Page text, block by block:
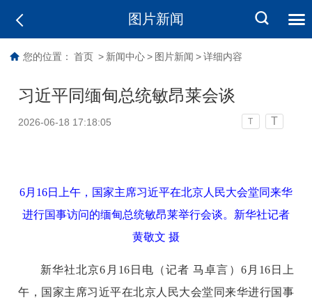
图片新闻
您的位置： 首页 > 新闻中心 > 图片新闻 > 详细内容
习近平同缅甸总统敏昂莱会谈
2026-06-18 17:18:05 T T
6月16日上午，国家主席习近平在北京人民大会堂同来华
进行国事访问的缅甸总统敏昂莱举行会谈。新华社记者
黄敬文 摄
新华社北京6月16日电（记者 马卓言）6月16日上
午，国家主席习近平在北京人民大会堂同来华进行国事